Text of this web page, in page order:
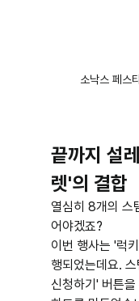
소낙스 페스
끝까지 설
렛'의 결합
열심히 8개의 스
어야겠죠?
이번 행사는 '럭
행되었는데요.
신청하기' 버튼